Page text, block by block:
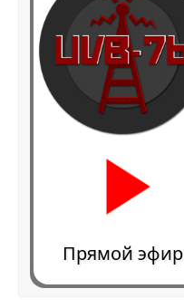
Прямой эфир